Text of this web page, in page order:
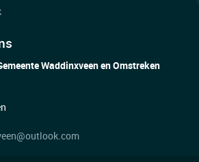
Waddinxveen en Omstreken